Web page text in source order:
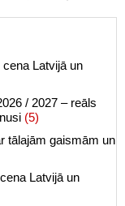
Latvijā un
/ 2027 – reāls
(5)
tālajām gaismām un
Latvijā un